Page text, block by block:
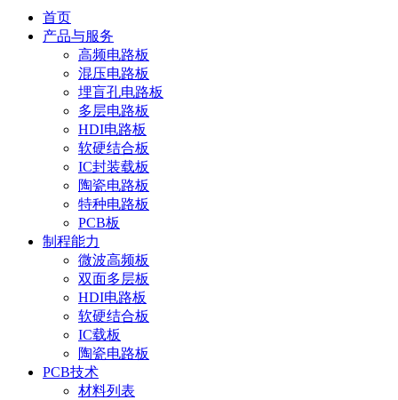
首页
产品与服务
高频电路板
混压电路板
埋盲孔电路板
多层电路板
HDI电路板
软硬结合板
IC封装载板
陶瓷电路板
特种电路板
PCB板
制程能力
微波高频板
双面多层板
HDI电路板
软硬结合板
IC载板
陶瓷电路板
PCB技术
材料列表